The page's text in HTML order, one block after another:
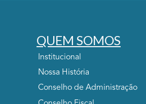
QUEM SOMOS
Institucional
Nossa História
Conselho de Administração